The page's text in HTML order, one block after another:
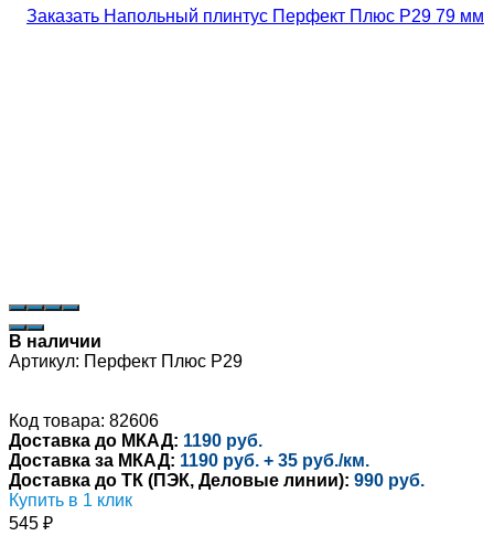
В наличии
Артикул: Перфект Плюс P29
Код товара: 82606
Доставка до МКАД: 1190 руб.
Доставка за МКАД: 1190 руб. + 35 руб./км.
Доставка до ТК (ПЭК, Деловые линии): 990 руб.
Купить в 1 клик
545 ₽